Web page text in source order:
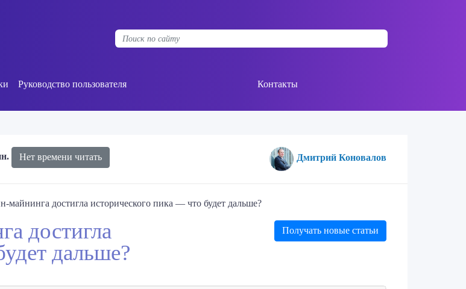
Руководство пользователя Контакты
Нет времени читать Дмитрий Коновалов
майнинга достигла исторического пика — что будет дальше?
достигла
дальше?
Получать новые статьи